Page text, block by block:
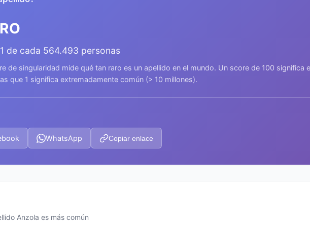
de cada 564.493 personas
de singularidad mide qué tan raro es un apellido en el mundo. Un score de 100 significa
que 1 significa extremadamente común (> 10 millones).
WhatsApp Copiar enlace
Anzola es más común